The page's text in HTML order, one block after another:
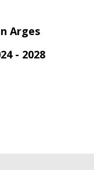
Arges
- 2028